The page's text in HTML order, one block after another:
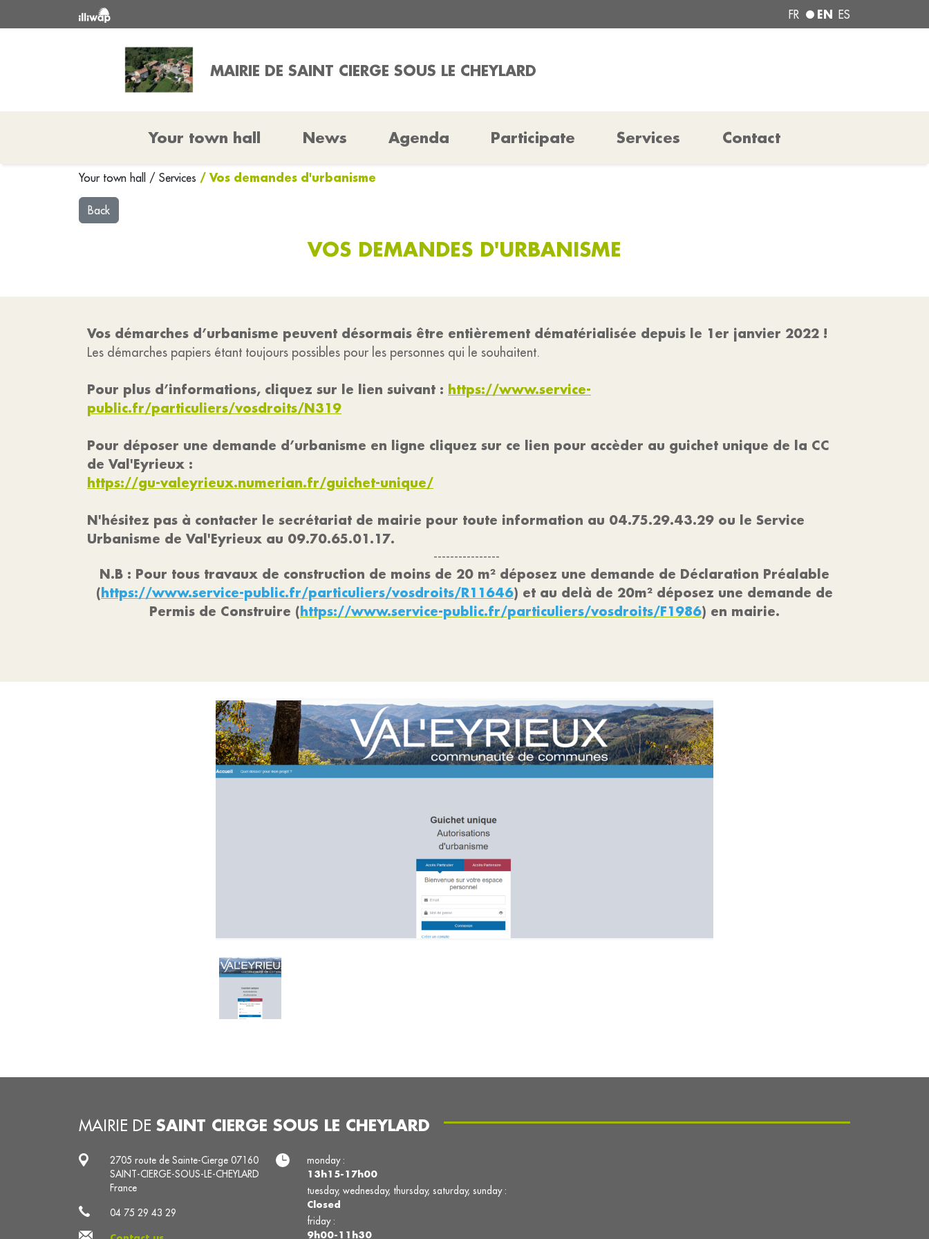
FR EN ES
MAIRIE DE SAINT CIERGE SOUS LE CHEYLARD
Your town hall News Agenda Participate Services Contact
Your town hall / Services / Vos demandes d'urbanisme
Back
VOS DEMANDES D'URBANISME
Vos démarches d’urbanisme peuvent désormais être entièrement dématérialisée depuis le 1er janvier 2022 !
Les démarches papiers étant toujours possibles pour les personnes qui le souhaitent.
Pour plus d’informations, cliquez sur le lien suivant : https://www.service-
public.fr/particuliers/vosdroits/N319
Pour déposer une demande d’urbanisme en ligne cliquez sur ce lien pour accèder au guichet unique de la CC
de Val'Eyrieux :
https://gu-valeyrieux.numerian.fr/guichet-unique/
N'hésitez pas à contacter le secrétariat de mairie pour toute information au 04.75.29.43.29 ou le Service
Urbanisme de Val'Eyrieux au 09.70.65.01.17.
----------------
N.B : Pour tous travaux de construction de moins de 20 m² déposez une demande de Déclaration Préalable
(https://www.service-public.fr/particuliers/vosdroits/R11646) et au delà de 20m² déposez une demande de
Permis de Construire (https://www.service-public.fr/particuliers/vosdroits/F1986) en mairie.
MAIRIE DE SAINT CIERGE SOUS LE CHEYLARD
2705 route de Sainte-Cierge 07160
SAINT-CIERGE-SOUS-LE-CHEYLARD
France
04 75 29 43 29
monday :
13h15-17h00
tuesday, wednesday, thursday, saturday, sunday :
Closed
friday :
9h00-11h30